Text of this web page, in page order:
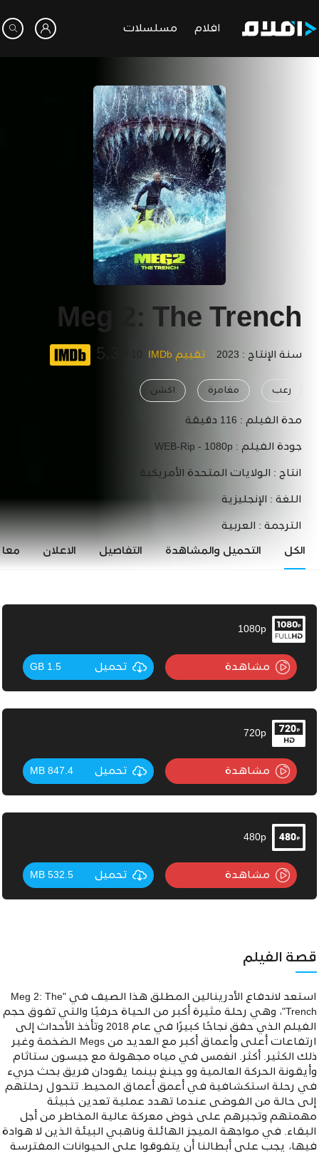
افلام مسلسلات
Meg 2: The Trench
سنة الإنتاج : 2023 تقييم IMDb 5.3
رعب مغامرة اكشن
مدة الفيلم : 116 دقيقة
جودة الفيلم : WEB-Rip - 1080p
انتاج : الولايات المتحدة الأمريكية
اللغة : الإنجليزية
الترجمة : العربية
الكل التحميل والمشاهدة التفاصيل الاعلان
1080p
مشاهدة تحميل 1.5 GB
720p
مشاهدة تحميل 847.4 MB
480p
مشاهدة تحميل 532.5 MB
قصة الفيلم
استعد لاندفاع الأدرينالين المطلق هذا الصيف في "Meg 2: The
Trench"، وهي رحلة مثيرة أكبر من الحياة حرفيًا والتي تفوق حجم
الفيلم الذي حقق نجاحًا كبيرًا في عام 2018 وتأخذ الأحداث إلى
ارتفاعات أعلى وأعماق أكبر مع العديد من Megs الضخمة وغير
ذلك الكثير. أكثر. انغمس في مياه مجهولة مع جيسون ستاثام
وأيقونة الحركة العالمية وو جينغ بينما يقودان فريق بحث جريء
في رحلة استكشافية في أعمق أعماق المحيط. تتحول رحلتهم
إلى حالة من الفوضى عندما تهدد عملية تعدين خبيثة
مهمتهم وتجبرهم على خوض معركة عالية المخاطر من أجل
البقاء. في مواجهة الميجز الهائلة وناهبي البيئة الذين لا هوادة
فيها، يجب على أبطالنا أن يتفوقوا على الحيوانات المفترسة